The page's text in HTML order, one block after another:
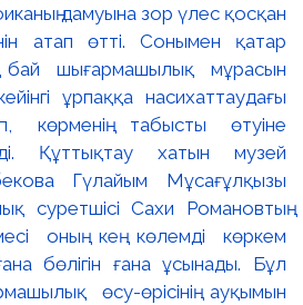
дамуына зор үлес қосқан
атап өтті. Сонымен қатар
бай шығармашылық мұрасын
ұрпаққа насихаттаудағы
көрменің табысты өтуіне
Құттықтау хатын музей
Гүлайым Мұсағұлқызы
суретшісі Сахи Романовтың
оның кең көлемді көркем
бөлігін ғана ұсынады. Бұл
өсу-өрісінің ауқымын